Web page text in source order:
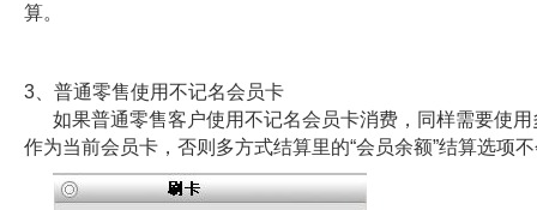
算。
3、普通零售使用不记名会员卡
如果普通零售客户使用不记名会员卡消费，同样需要使
作为当前会员卡，否则多方式结算里的“会员余额”结算选项